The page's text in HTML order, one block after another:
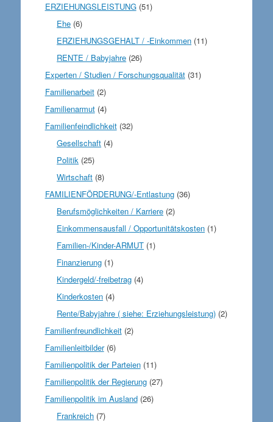
ERZIEHUNGSLEISTUNG(51)
Ehe (6)
ERZIEHUNGSGEHALT / -Einkommen (11)
RENTE / Babyjahre (26)
Experten / Studien / Forschungsqualität(31)
Familienarbeit(2)
Familienarmut(4)
Familienfeindlichkeit(32)
Gesellschaft (4)
Politik (25)
Wirtschaft (8)
FAMILIENFÖRDERUNG/-Entlastung(36)
Berufsmöglichkeiten / Karriere (2)
Einkommensausfall / Opportunitätskosten (1)
Familien-/Kinder-ARMUT (1)
Finanzierung (1)
Kindergeld/-freibetrag (4)
Kinderkosten (4)
Rente/Babyjahre ( siehe: Erziehungsleistung) (2)
Familienfreundlichkeit(2)
Familienleitbilder(6)
Familienpolitik der Parteien(11)
Familienpolitik der Regierung(27)
Familienpolitik im Ausland(26)
Frankreich (7)